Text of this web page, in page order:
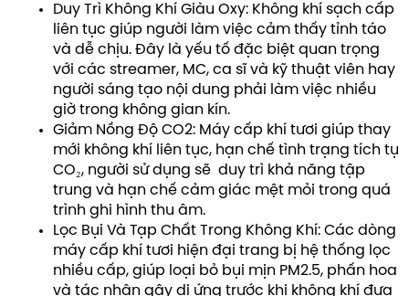
Duy Trì Không Khí Giàu Oxy: Không khí sạch cấp
liên tục giúp người làm việc cảm thấy tỉnh táo
và dễ chịu. Đây là yếu tố đặc biệt quan trọng
với các streamer, MC, ca sĩ và kỹ thuật viên hay
người sáng tạo nội dung phải làm việc nhiều
giờ trong không gian kín.
Giảm Nồng Độ CO2: Máy cấp khí tươi giúp thay
mới không khí liên tục, hạn chế tình trạng tích tụ
CO₂, người sử dụng sẽ duy trì khả năng tập
trung và hạn chế cảm giác mệt mỏi trong quá
trình ghi hình thu âm.
Lọc Bụi Và Tạp Chất Trong Không Khí: Các dòng
máy cấp khí tươi hiện đại trang bị hệ thống lọc
nhiều cấp, giúp loại bỏ bụi mịn PM2.5, phấn hoa
và tác nhân gây dị ứng trước khi không khí đưa